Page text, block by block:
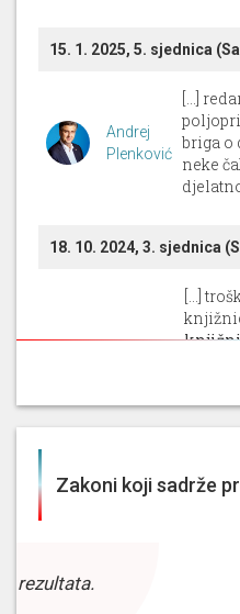
15. 1. 2025, 5. sjednica
Andrej
Plenković
[...]
briga o
neke
18. 10. 2024, 3. sjednica
[...]
i
Edit,
Zakoni koji sadrže
rezultata.